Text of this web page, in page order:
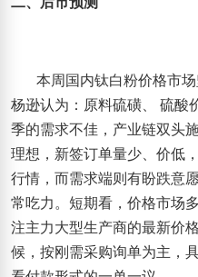
本周国内钛白粉价格市
杨逊认为： 原料硫磺、
硫酸
季的需求不佳，产业链双头
理想，新签订单量少、价低
行情，而需求端则有盼跌意
常吃力。短期看，价格市场
注主力大型生产商的最新价
候，按刚需采购询单为主，